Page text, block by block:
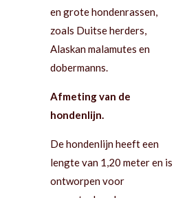
en grote hondenrassen,
zoals Duitse herders,
Alaskan malamutes en
dobermanns.
Afmeting van de
hondenlijn.
De hondenlijn heeft een
lengte van 1,20 meter en is
ontworpen voor